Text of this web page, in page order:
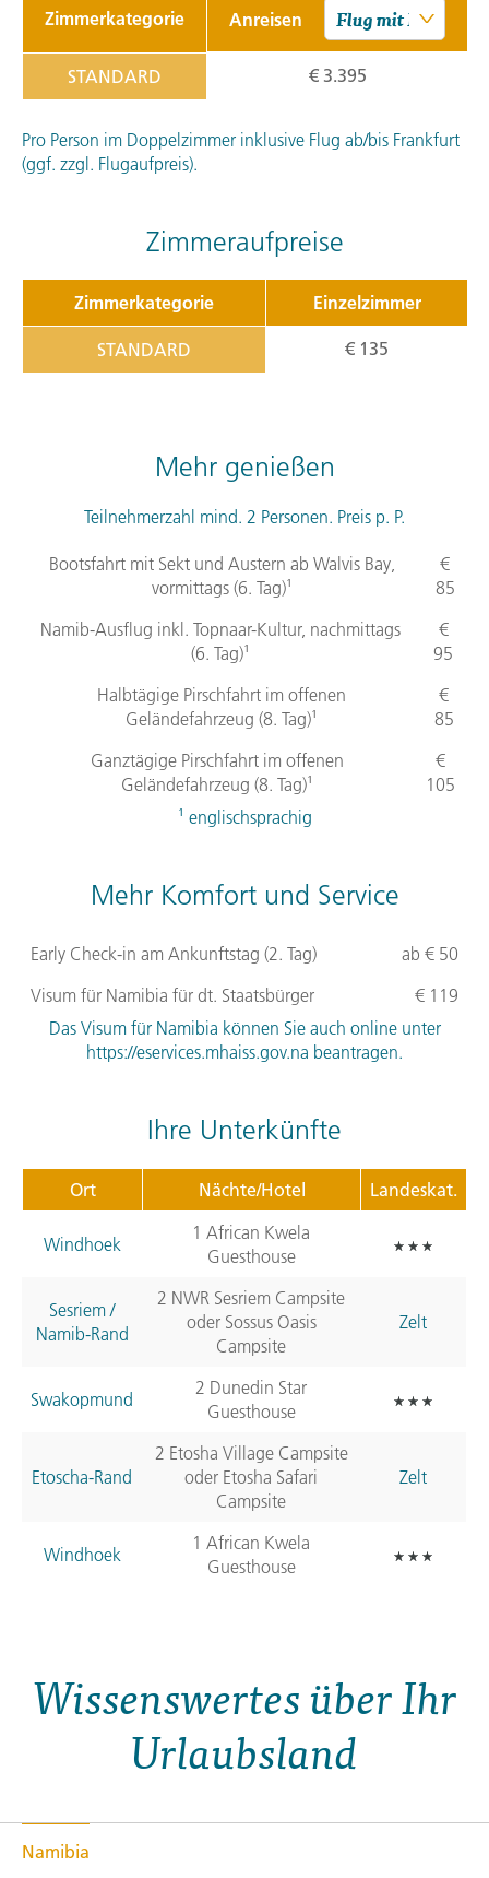
Zimmerkategorie Anreisen
STANDARD € 3.395
Pro Person im Doppelzimmer inklusive Flug ab/bis Frankfurt
(ggf. zzgl. Flugaufpreis).
Zimmeraufpreise
Zimmerkategorie Einzelzimmer
STANDARD € 135
Mehr genießen
Teilnehmerzahl mind. 2 Personen. Preis p. P.
Bootsfahrt mit Sekt und Austern ab Walvis Bay,
vormittags (6. Tag)¹
€
85
Namib-Ausflug inkl. Topnaar-Kultur, nachmittags
(6. Tag)¹
€
95
Halbtägige Pirschfahrt im offenen
Geländefahrzeug (8. Tag)¹
€
85
Ganztägige Pirschfahrt im offenen
Geländefahrzeug (8. Tag)¹
€
105
¹ englischsprachig
Mehr Komfort und Service
Early Check-in am Ankunftstag (2. Tag)
ab € 50
Visum für Namibia für dt. Staatsbürger
€ 119
Das Visum für Namibia können Sie auch online unter
https://eservices.mhaiss.gov.na beantragen.
Ihre Unterkünfte
Ort Nächte/Hotel Landeskat.
Windhoek
1 African Kwela
Guesthouse
Sesriem /
Namib-Rand
2 NWR Sesriem Campsite
oder Sossus Oasis
Campsite
Zelt
Swakopmund
2 Dunedin Star
Guesthouse
Etoscha-Rand
2 Etosha Village Campsite
oder Etosha Safari
Campsite
Zelt
Windhoek
1 African Kwela
Guesthouse
Wissenswertes über Ihr
Urlaubsland
Namibia